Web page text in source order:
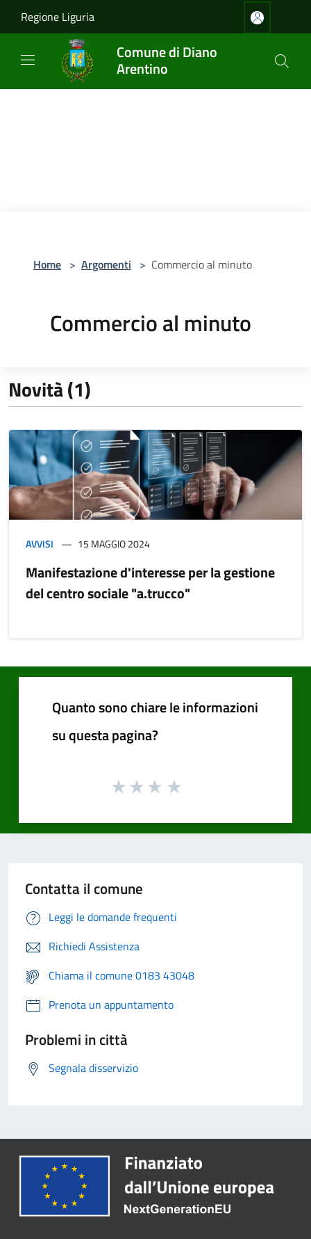
Regione Liguria
Comune di Diano
Arentino
Home > Argomenti > Commercio al minuto
Commercio al minuto
Novità (1)
AVVISI 15 MAGGIO 2024
Manifestazione d'interesse per la gestione
del centro sociale "a.trucco"
Quanto sono chiare le informazioni
su questa pagina?
Contatta il comune
Leggi le domande frequenti
Richiedi Assistenza
Chiama il comune 0183 43048
Prenota un appuntamento
Problemi in città
Segnala disservizio